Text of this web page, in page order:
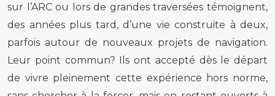
sur l’ARC ou lors de grandes traversées témoignent,
des années plus tard, d’une vie construite à deux,
parfois autour de nouveaux projets de navigation.
Leur point commun? Ils ont accepté dès le départ
de vivre pleinement cette expérience hors norme,